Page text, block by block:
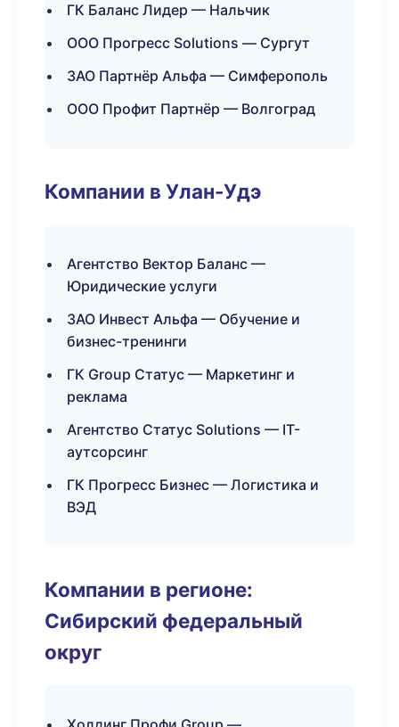
ГК Баланс Лидер — Нальчик
ООО Прогресс Solutions — Сургут
ЗАО Партнёр Альфа — Симферополь
ООО Профит Партнёр — Волгоград
Компании в Улан-Удэ
Агентство Вектор Баланс —
Юридические услуги
ЗАО Инвест Альфа — Обучение и
бизнес-тренинги
ГК Group Статус — Маркетинг и
реклама
Агентство Статус Solutions — IT-
аутсорсинг
ГК Прогресс Бизнес — Логистика и
ВЭД
Компании в регионе:
Сибирский федеральный
округ